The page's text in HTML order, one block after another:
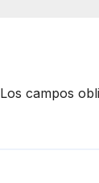
Los campos